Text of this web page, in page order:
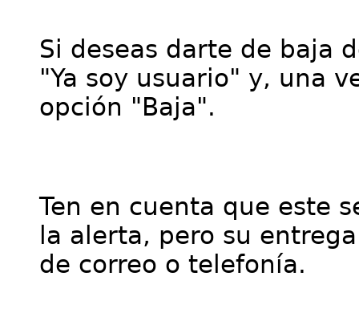
Si deseas darte de baja
"Ya soy usuario" y, una
opción "Baja".
Ten en cuenta que este
la alerta, pero su
de correo o telefonía.